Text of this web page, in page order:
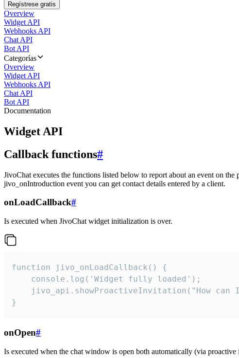
Regístrese gratis
Overview
Widget API
Webhooks API
Chat API
Bot API
Categorías
Overview
Widget API
Webhooks API
Chat API
Bot API
Documentation
Widget API
Callback functions#
JivoChat executes the functions listed below to report about an event on
jivo_onIntroduction event you can get contact details entered by a client.
onLoadCallback#
Is executed when JivoChat widget initialization is over.
function jivo_onLoadCallback() {
    console.log('Widget fully loaded');
jivo_api.showProactiveInvitation("How can
}
onOpen#
Is executed when the chat window is open both automatically (via